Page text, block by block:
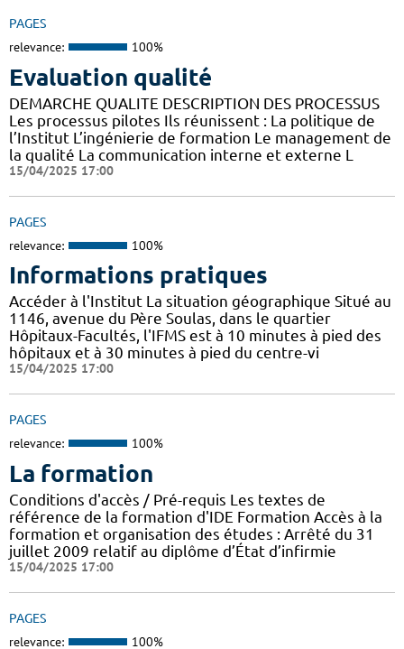
PAGES
relevance: 100%
Evaluation qualité
DEMARCHE QUALITE DESCRIPTION DES PROCESSUS
Les processus pilotes Ils réunissent : La politique de
l’Institut L’ingénierie de formation Le management de
la qualité La communication interne et externe L
15/04/2025 17:00
PAGES
relevance: 100%
Informations pratiques
Accéder à l'Institut La situation géographique Situé au
1146, avenue du Père Soulas, dans le quartier
Hôpitaux-Facultés, l'IFMS est à 10 minutes à pied des
hôpitaux et à 30 minutes à pied du centre-vi
15/04/2025 17:00
PAGES
relevance: 100%
La formation
Conditions d'accès / Pré-requis Les textes de
référence de la formation d'IDE Formation Accès à la
formation et organisation des études : Arrêté du 31
juillet 2009 relatif au diplôme d’État d’infirmie
15/04/2025 17:00
PAGES
relevance: 100%